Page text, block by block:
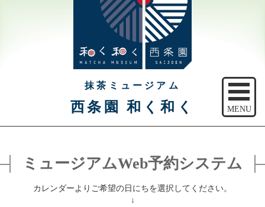
抹茶ミュージアム
西条園 和く和く MENU
ご予約
アクセス
ミュージアムWeb予約システム
カレンダーよりご希望の日にちを選択してください。
↓